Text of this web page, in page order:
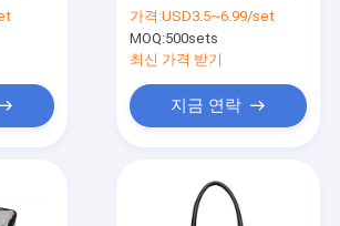
가격:USD3.5~6.99/set
MOQ:500sets
최신 가격 받기
지금 연락